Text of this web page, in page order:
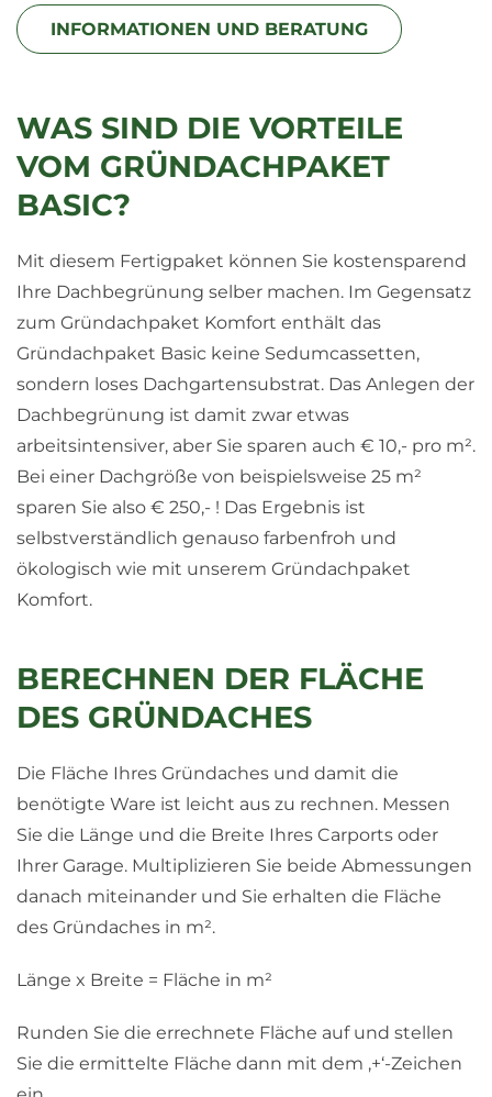
INFORMATIONEN UND BERATUNG
WAS SIND DIE VORTEILE
VOM GRÜNDACHPAKET
BASIC?
Mit diesem Fertigpaket können Sie kostensparend
Ihre Dachbegrünung selber machen. Im Gegensatz
zum Gründachpaket Komfort enthält das
Gründachpaket Basic keine Sedumcassetten,
sondern loses Dachgartensubstrat. Das Anlegen der
Dachbegrünung ist damit zwar etwas
arbeitsintensiver, aber Sie sparen auch € 10,- pro m².
Bei einer Dachgröße von beispielsweise 25 m²
sparen Sie also € 250,- ! Das Ergebnis ist
selbstverständlich genauso farbenfroh und
ökologisch wie mit unserem Gründachpaket
Komfort.
BERECHNEN DER FLÄCHE
DES GRÜNDACHES
Die Fläche Ihres Gründaches und damit die
benötigte Ware ist leicht aus zu rechnen. Messen
Sie die Länge und die Breite Ihres Carports oder
Ihrer Garage. Multiplizieren Sie beide Abmessungen
danach miteinander und Sie erhalten die Fläche
des Gründaches in m².
Länge x Breite = Fläche in m²
Runden Sie die errechnete Fläche auf und stellen
Sie die ermittelte Fläche dann mit dem ‚+‘-Zeichen